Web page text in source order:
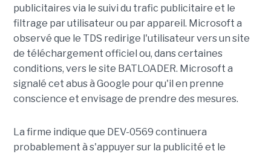
publicitaires via le suivi du trafic publicitaire et le
filtrage par utilisateur ou par appareil. Microsoft a
observé que le TDS redirige l'utilisateur vers un site
de téléchargement officiel ou, dans certaines
conditions, vers le site BATLOADER. Microsoft a
signalé cet abus à Google pour qu'il en prenne
conscience et envisage de prendre des mesures.
La firme indique que DEV-0569 continuera
probablement à s'appuyer sur la publicité et le